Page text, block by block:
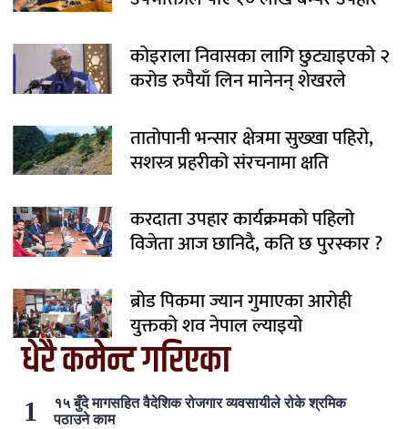
कोइराला निवासका लागि छुट्याइएको २
करोड रुपैयाँ लिन मानेनन् शेखरले
तातोपानी भन्सार क्षेत्रमा सुख्खा पहिरो,
सशस्त्र प्रहरीको संरचनामा क्षति
करदाता उपहार कार्यक्रमको पहिलो
विजेता आज छानिदै, कति छ पुरस्कार ?
ब्रोड पिकमा ज्यान गुमाएका आरोही
युक्तको शव नेपाल ल्याइयो
धेरै कमेन्ट गरिएका
१५ बुँदे मागसहित वैदेशिक रोजगार व्यवसायीले रोके श्रमिक
पठाउने काम